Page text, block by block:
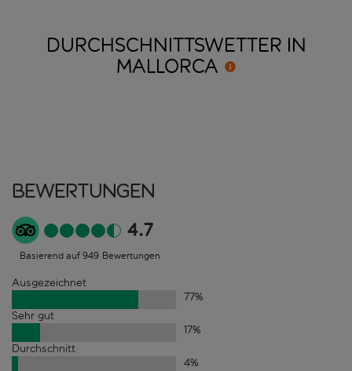
DURCHSCHNITTSWETTER IN
MALLORCA
Bewertungen
4.7
Basierend auf 949 Bewertungen
Ausgezeichnet
77%
Sehr gut
17%
Durchschnitt
4%